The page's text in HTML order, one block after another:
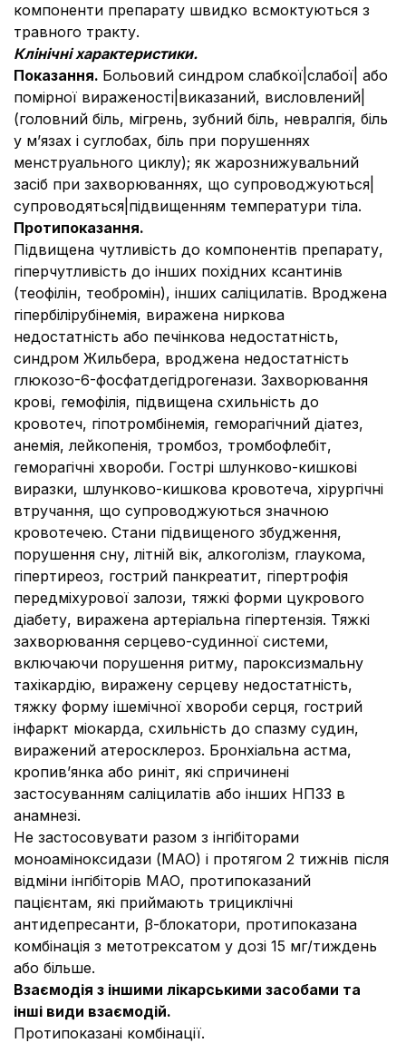
компоненти препарату швидко всмоктуються з
травного тракту.
Клінічні характеристики.
Показання. Больовий синдром слабкої|слабої| або
помірної вираженості|виказаний, висловлений|
(головний біль, мігрень, зубний біль, невралгія, біль
у м’язах і суглобах, біль при порушеннях
менструального циклу); як жарознижувальний
засіб при захворюваннях, що супроводжуються|
супроводяться|підвищенням температури тіла.
Протипоказання.
Підвищена чутливість до компонентів препарату,
гіперчутливість до інших похідних ксантинів
(теофілін, теобромін), інших саліцилатів. Вроджена
гіпербілірубінемія, виражена ниркова
недостатність або печінкова недостатність,
синдром Жильбера, вроджена недостатність
глюкозо-6-фосфатдегідрогенази. Захворювання
крові, гемофілія, підвищена схильність до
кровотеч, гіпотромбінемія, геморагічний діатез,
анемія, лейкопенія, тромбоз, тромбофлебіт,
геморагічні хвороби. Гострі шлунково-кишкові
виразки, шлунково-кишкова кровотеча, хірургічні
втручання, що супроводжуються значною
кровотечею. Стани підвищеного збудження,
порушення сну, літній вік, алкоголізм, глаукома,
гіпертиреоз, гострий панкреатит, гіпертрофія
передміхурової залози, тяжкі форми цукрового
діабету, виражена артеріальна гіпертензія. Тяжкі
захворювання серцево-судинної системи,
включаючи порушення ритму, пароксизмальну
тахікардію, виражену серцеву недостатність,
тяжку форму ішемічної хвороби серця, гострий
інфаркт міокарда, схильність до спазму судин,
виражений атеросклероз. Бронхіальна астма,
кропив’янка або риніт, які спричинені
застосуванням саліцилатів або інших НПЗЗ в
анамнезі.
Не застосовувати разом з інгібіторами
моноаміноксидази (МАО) і протягом 2 тижнів після
відміни інгібіторів МАО, протипоказаний
пацієнтам, які приймають трициклічні
антидепресанти, β-блокатори, протипоказана
комбінація з метотрексатом у дозі 15 мг/тиждень
або більше.
Взаємодія з іншими лікарськими засобами та
інші види взаємодій.
Протипоказані комбінації.